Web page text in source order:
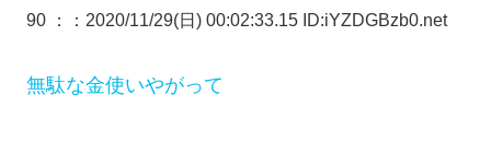
90 ： ：2020/11/29(日) 00:02:33.15 ID:iYZDGBzb0.net
無駄な金使いやがって